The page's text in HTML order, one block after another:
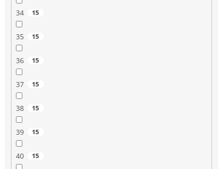
34 15
35 15
36 15
37 15
38 15
39 15
40 15